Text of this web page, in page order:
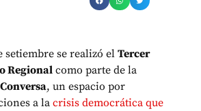
setiembre se realizó el Tercer
Regional como parte de la
, un espacio por
a la crisis democrática que